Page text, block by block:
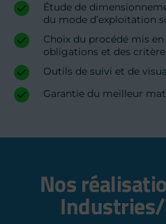
Étude de
du mode d’exploitation
Choix du procédé mis
obligations et des
Outils de suivi et de
Garantie du meilleur
Nos